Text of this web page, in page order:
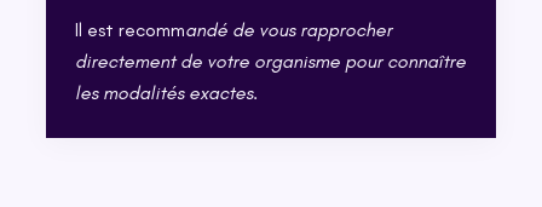
Il est recommandé de vous rapprocher
directement de votre organisme pour connaître
les modalités exactes.